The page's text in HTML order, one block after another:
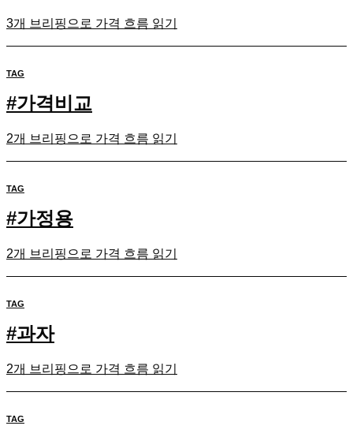
3개 브리핑으로 가격 흐름 읽기
TAG
#가격비교
2개 브리핑으로 가격 흐름 읽기
TAG
#가정용
2개 브리핑으로 가격 흐름 읽기
TAG
#과자
2개 브리핑으로 가격 흐름 읽기
TAG